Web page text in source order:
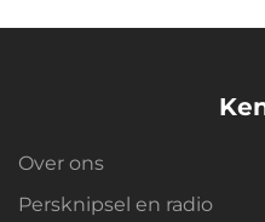
Over ons
Persknipsel en radio